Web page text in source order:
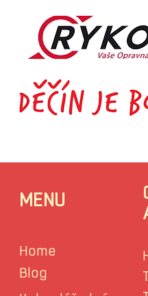
MENU
Home
Blog